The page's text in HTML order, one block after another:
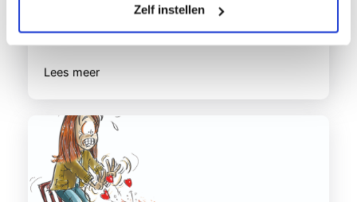
Zelf instellen
Lees meer